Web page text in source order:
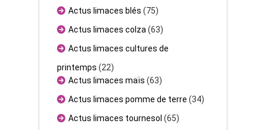
Actus limaces blés (75)
Actus limaces colza (63)
Actus limaces cultures de
printemps (22)
Actus limaces maïs (63)
Actus limaces pomme de terre (34)
Actus limaces tournesol (65)